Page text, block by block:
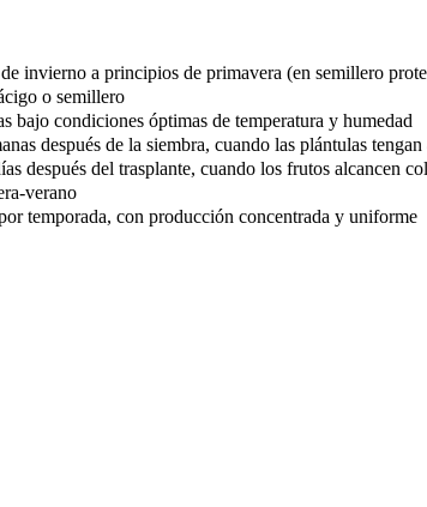
invierno a principios de primavera (en semillero
o semillero
bajo condiciones óptimas de temperatura y humedad
después de la siembra, cuando las plántulas
después del trasplante, cuando los frutos alcancen
verano
temporada, con producción concentrada y uniforme